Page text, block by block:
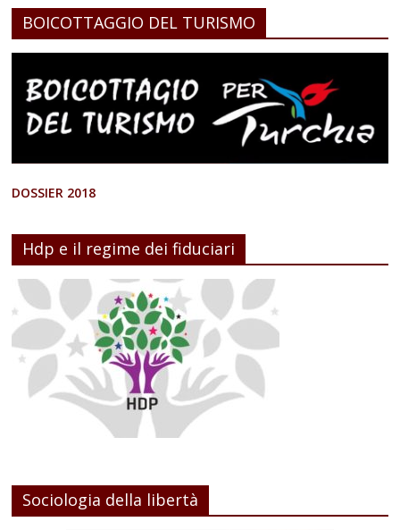
BOICOTTAGGIO DEL TURISMO
DOSSIER 2018
Hdp e il regime dei fiduciari
Sociologia della libertà